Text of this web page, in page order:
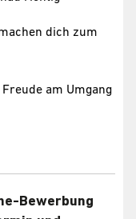
dich zum
am Umgang
Bewerbung